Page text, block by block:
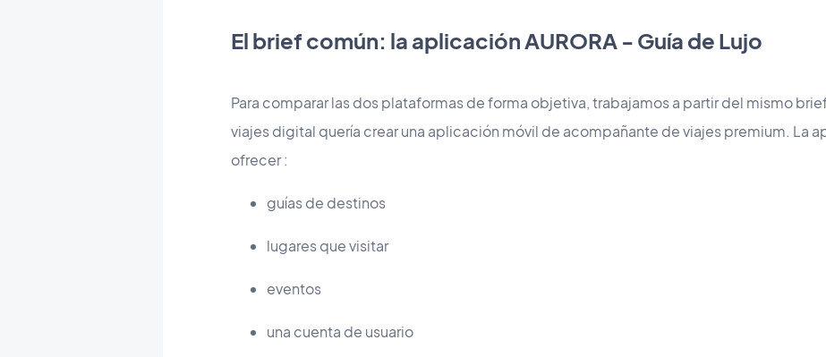
El brief común: la aplicación AURORA - Guía de Lujo
Para comparar las dos plataformas de forma objetiva, trabajamos a partir del mismo
viajes digital quería crear una aplicación móvil de acompañante de viajes premium. La
ofrecer :
guías de destinos
lugares que visitar
eventos
una cuenta de usuario